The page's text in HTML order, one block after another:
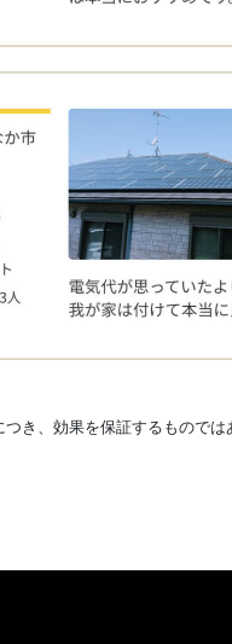
き、効果を保証するものでは